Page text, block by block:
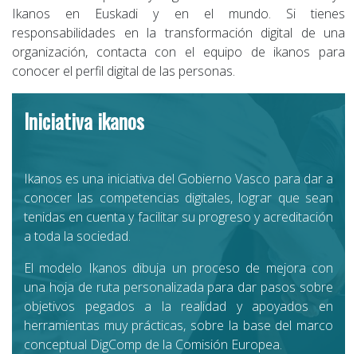
Ikanos en Euskadi y en el mundo. Si tienes
responsabilidades en la transformación digital de una
organización, contacta con el equipo de ikanos para
conocer el perfil digital de las personas.
Iniciativa ikanos
Ikanos es una iniciativa del Gobierno Vasco para dar a
conocer las competencias digitales, lograr que sean
tenidas en cuenta y facilitar su progreso y acreditación
a toda la sociedad.
El modelo Ikanos dibuja un proceso de mejora con
una hoja de ruta personalizada para dar pasos sobre
objetivos pegados a la realidad y apoyados en
herramientas muy prácticas, sobre la base del marco
conceptual DigComp de la Comisión Europea.